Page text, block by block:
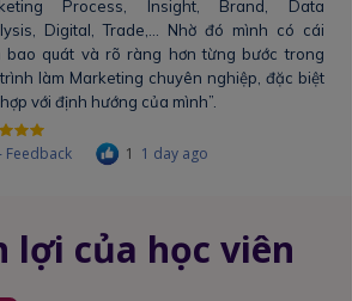
Process, Insight, Brand, Data
Digital, Trade,... Nhờ đó mình có cái
bao quát và rõ ràng hơn từng bước trong
làm Marketing chuyên nghiệp, đặc biệt
với định hướng của mình”.
Feedback 1 1 day ago
lợi của học viên